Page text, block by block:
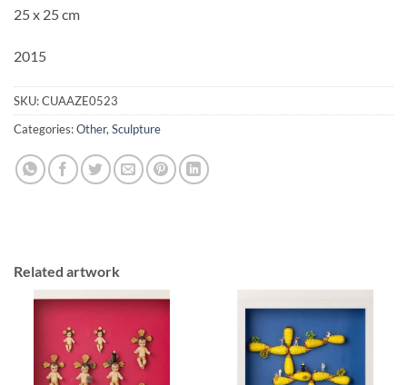
25 x 25 cm
2015
SKU:CUAAZE0523
Categories:Other, Sculpture
Related artwork